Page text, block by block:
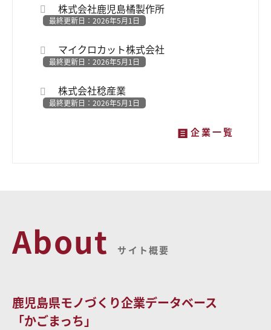
株式会社鹿児島橘製作所
最終更新日：2026年5月1日
マイクロカット株式会社
最終更新日：2026年5月1日
株式会社稔産業
最終更新日：2026年5月1日
企業一覧
About サイト概要
鹿児島県モノづくり企業データベース
「かごまっち」